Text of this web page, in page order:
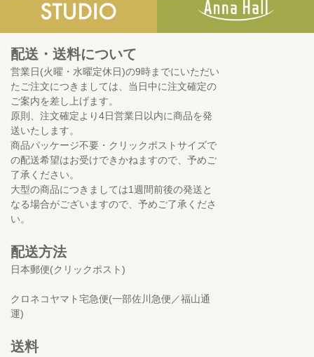
配送・送料について
営業日(火曜・水曜定休日)の9時までにいただい
たご注文につきましては、当日中に注文確定の
ご案内を差し上げます。
原則、注文確定より4日営業日以内に商品を発
送いたします。
商品パッケージ不要・クリックポストサイズで
の配送希望はお受けできかねますので、予めご
了承ください。
大型の商品につきましては1週間前後の発送と
なる場合がございますので、予めご了承くださ
い。
配送方法
日本郵便(クリックポスト)
クロネコヤマト宅急便(一部佐川急便／福山通
運)
送料